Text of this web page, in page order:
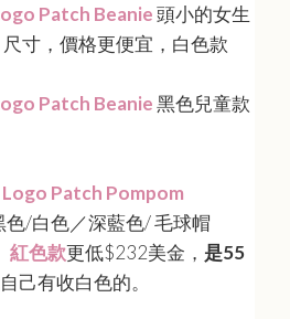
Patch Beanie頭小的女生
寸，價格更便宜，白色款
Patch Beanie黑色兒童款
Patch Pompom
色/白色／深藍色/ 毛球帽
紅色款更低$232美金， 是55
己有收白色的。